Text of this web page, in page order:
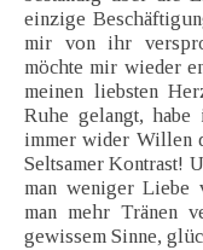
einzige
mir von ihr
möchte mir wieder
meinen liebsten
Ruhe gelangt,
immer wider Willen
Seltsamer Kontrast!
man weniger Liebe
man mehr Tränen
gewissem Sinne,